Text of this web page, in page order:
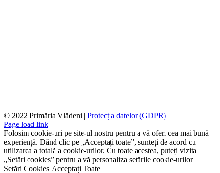
© 2022 Primăria Vlădeni | Protecția datelor (GDPR)
Page load link
Folosim cookie-uri pe site-ul nostru pentru a vă oferi cea mai bună
experiență. Dând clic pe „Acceptați toate”, sunteți de acord cu
utilizarea a totală a cookie-urilor. Cu toate acestea, puteți vizita
„Setări cookies” pentru a vă personaliza setările cookie-urilor.
Setări Cookies Acceptați Toate